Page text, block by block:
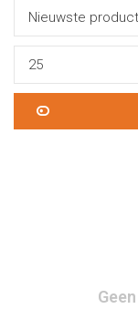
Nieuwste
25